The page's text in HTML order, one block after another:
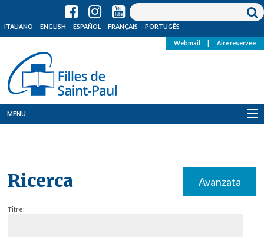
ITALIANO ENGLISH ESPAÑOL FRANÇAIS PORTUGÊS
Webmail Aire reservee
MENU
Ricerca Avanzata
Titre: